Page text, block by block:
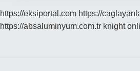
https://eksiportal.com https://
https://absaluminyum.com.tr knight